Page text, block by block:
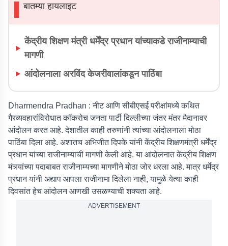
▌बातम्या हायलाइट
केंद्रीय शिक्षण मंत्री धर्मेंद्र प्रधान यांच्याकडे राजीनाम्याची
मागणी
आंदोलनाला अरविंद केजरीवालांकडून पाठिंबा
Dharmendra Pradhan : नीट आणि सीबीएसई परीक्षांमध्ये कथित
गैरव्यवहारांविरोधात कॉकरोच जनता पार्टी दिल्लीच्या जंतर मंतर मैदानावर
आंदोलन करत आहे. देशातील काही तरुणांनी त्यांच्या आंदोलनाला मोठा
पाठिंबा दिला आहे. अशातच अभिजीत दिपके यांनी केंद्रीय शिक्षणमंत्री धर्मेंद्र
प्रधान यांच्या राजीनाम्याची मागणी केली आहे. या आंदोलनात केंद्रीय शिक्षण
मंत्र्यांच्या पदाबाबत राजीनाम्यच्या मागणीने मोठा जोर धरला आहे. मात्र धर्मेद्र
प्रधान यांनी अद्याप आपला राजीनामा दिलेला नाही, यामुळे येत्या काही
दिवसांत हेच आंदोलन आणखी उसळण्याची शक्यता आहे.
ADVERTISEMENT